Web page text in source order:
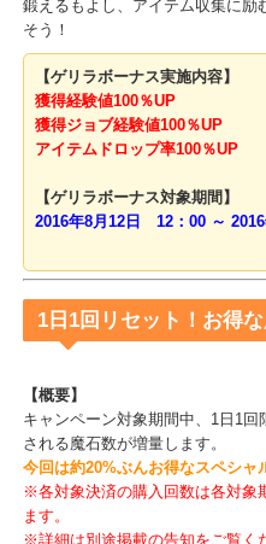
【概要】
「夏休みスペシャルキャンペー
約10日間にわたるゲリラボーナス
鍛えるもよし、アイテム収集
そう！
獲得経験値100％UP
獲得ジョブ経験値100％UP
【ゲリラボーナス対象期間】
2016年8月12日 12：00 ～
1日1回リセット！お得
【概要】
キャンペーン対象期間中、1日